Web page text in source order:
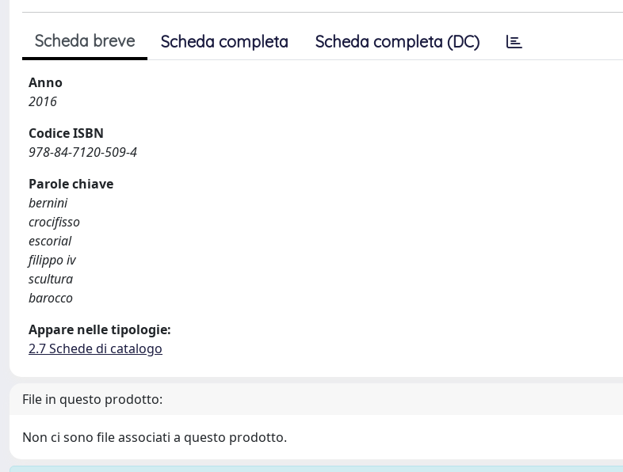
Scheda breve Scheda completa Scheda completa (DC)
Anno
2016
Codice ISBN
978-84-7120-509-4
Parole chiave
bernini
crocifisso
escorial
filippo iv
scultura
barocco
Appare nelle tipologie:
2.7 Schede di catalogo
File in questo prodotto:
Non ci sono file associati a questo prodotto.